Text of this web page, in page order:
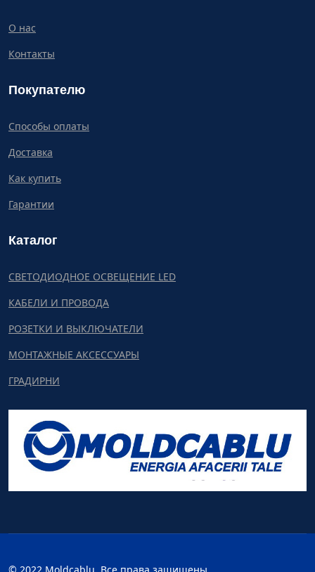
О нас
Контакты
Покупателю
Способы оплаты
Доставка
Как купить
Гарантии
Каталог
СВЕТОДИОДНОЕ ОСВЕЩЕНИЕ LED
КАБЕЛИ И ПРОВОДА
РОЗЕТКИ И ВЫКЛЮЧАТЕЛИ
МОНТАЖНЫЕ АКСЕССУАРЫ
ГРАДИРНИ